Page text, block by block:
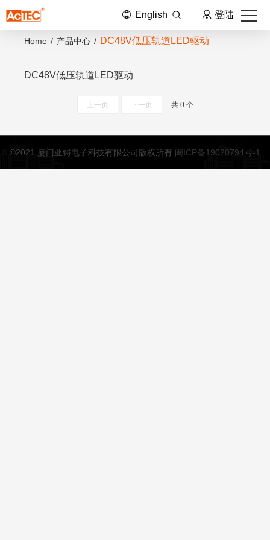
English 登陆
Home / 产品中心 / DC48V低压轨道LED驱动
DC48V低压轨道LED驱动
上一页 下一页 共 0 个
©2021 厦门亚锝电子科技有限公司版权所有 闽ICP备19020794号-1